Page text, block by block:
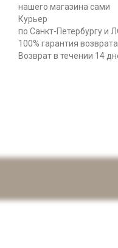
нашего магазина сами
Курьер
по Санкт-Петербургу и
100% гарантия возврата
Возврат в течении 14